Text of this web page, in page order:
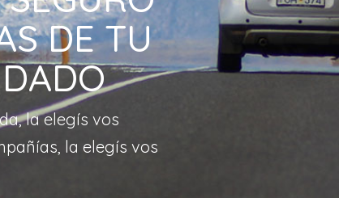
DE TU
la elegís vos
la elegís vos